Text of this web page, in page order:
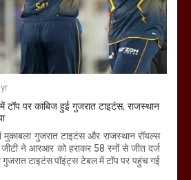
टॉप पर काबिज हुई गुजरात टाइटंस, राजस्थान
गुजरात टाइटंस और राजस्थान रॉयल्स
ने आरआर को हराकर 58 रनों से जीत दर्ज
टाइटंस पॉइंट्स टेबल में टॉप पर पहुंच गई